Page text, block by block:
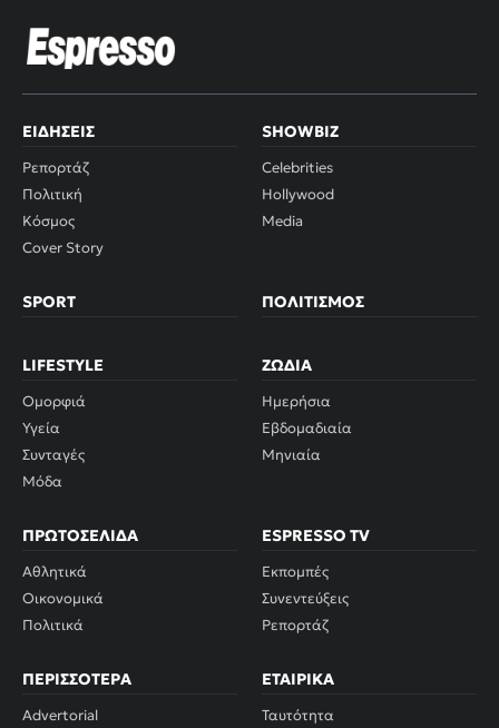
ΕΙΔΉΣΕΙΣ
Ρεπορτάζ
Πολιτική
Κόσμος
Cover Story
SHOWBIZ
Celebrities
Hollywood
Media
SPORT ΠΟΛΙΤΙΣΜΌΣ
LIFESTYLE
Ομορφιά
Υγεία
Συνταγές
Μόδα
ΖΏΔΙΑ
Ημερήσια
Εβδομαδιαία
Μηνιαία
ΠΡΩΤΟΣΈΛΙΔΑ
Αθλητικά
Οικονομικά
Πολιτικά
ESPRESSO TV
Εκπομπές
Συνεντεύξεις
Ρεπορτάζ
ΠΕΡΙΣΣΌΤΕΡΑ
Advertorial
ΕΤΑΙΡΙΚΆ
Ταυτότητα